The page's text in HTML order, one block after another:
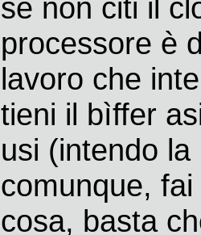
se non citi il
processore è
lavoro che
tieni il bìffer
usi (intendo
comunque,
cosa, basta